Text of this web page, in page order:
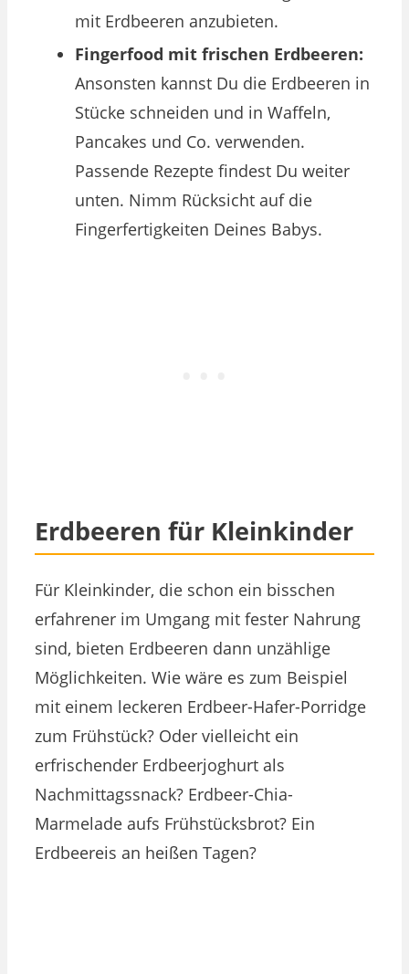
mit Erdbeeren anzubieten.
Fingerfood mit frischen Erdbeeren:
Ansonsten kannst Du die Erdbeeren in
Stücke schneiden und in Waffeln,
Pancakes und Co. verwenden.
Passende Rezepte findest Du weiter
unten. Nimm Rücksicht auf die
Fingerfertigkeiten Deines Babys.
Erdbeeren für Kleinkinder
Für Kleinkinder, die schon ein bisschen
erfahrener im Umgang mit fester Nahrung
sind, bieten Erdbeeren dann unzählige
Möglichkeiten. Wie wäre es zum Beispiel
mit einem leckeren Erdbeer-Hafer-Porridge
zum Frühstück? Oder vielleicht ein
erfrischender Erdbeerjoghurt als
Nachmittagssnack? Erdbeer-Chia-
Marmelade aufs Frühstücksbrot? Ein
Erdbeereis an heißen Tagen?